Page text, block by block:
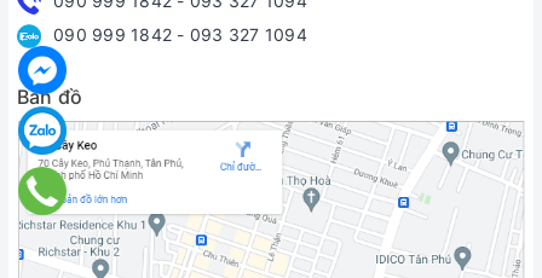
090 999 1842 - 093 327 1094
Bản đồ